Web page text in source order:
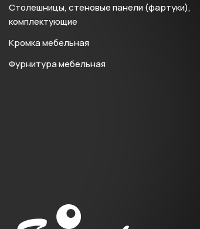
Столешницы, стеновые панели (фартуки),
комплектующие
Кромка мебельная
Фурнитура мебельная